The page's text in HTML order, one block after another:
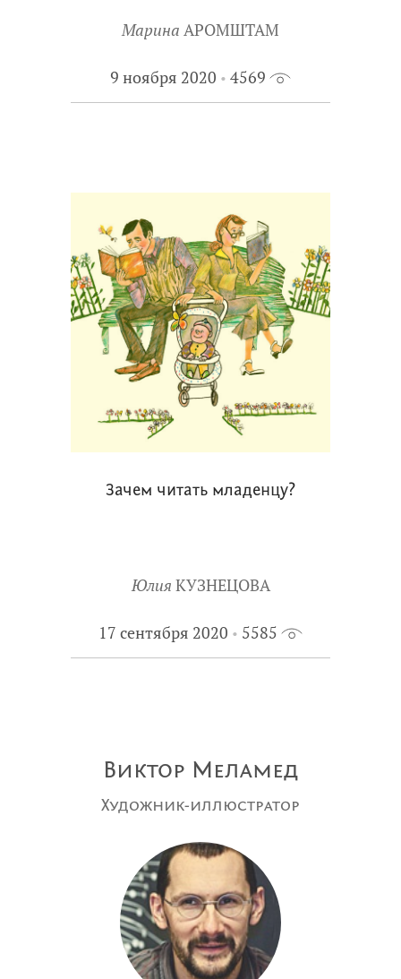
Марина АРОМШТАМ
9 ноября 2020 4569
Зачем читать младенцу?
Юлия КУЗНЕЦОВА
17 сентября 2020 5585
Виктор Меламед
Художник-иллюстратор